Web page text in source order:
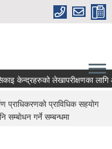
सिकाइ केन्द्रहरुको लेखापरीक्षणका
प्राधिकरणकाे प्राविधिक सहयाेग
सम्बाेधन गर्ने सम्बन्धमा